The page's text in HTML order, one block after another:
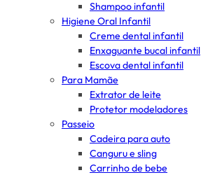
Shampoo infantil
Higiene Oral Infantil
Creme dental infantil
Enxaguante bucal infantil
Escova dental infantil
Para Mamãe
Extrator de leite
Protetor modeladores
Passeio
Cadeira para auto
Canguru e sling
Carrinho de bebe